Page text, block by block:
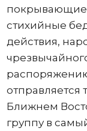
покрывающие
стихийные
действия,
отправляется
Ближнем
группу в